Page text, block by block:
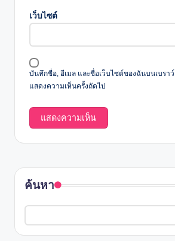
เว็บไซต์
บันทึกชื่อ, อีเมล และชื่อเว็บไซต์ของฉันบนเบรา
แสดงความเห็นครั้งถัดไป
ค้นหา